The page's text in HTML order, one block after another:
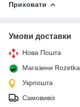
Приховати
Умови доставки
Нова Пошта
Магазини Rozetka
Укрпошта
Самовивіз